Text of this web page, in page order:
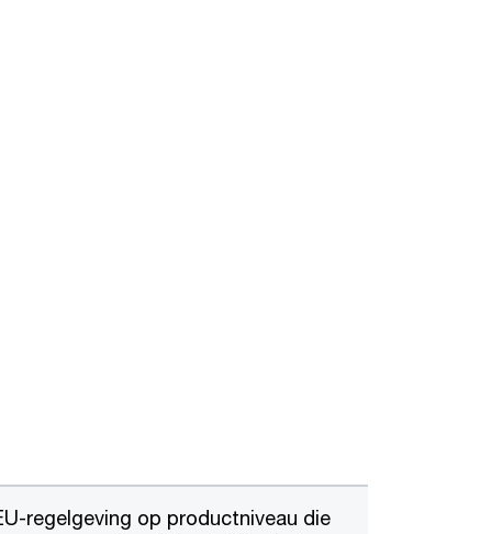
regelgeving op productniveau die